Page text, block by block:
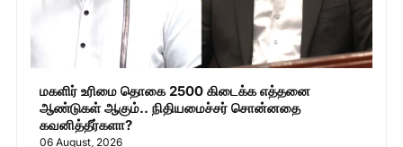
மகளிர் உரிமை தொகை 2500 கிடைக்க எத்தனை
ஆண்டுகள் ஆகும்.. நிதியமைச்சர் சொன்னதை
கவனித்தீர்களா?
06 August, 2026